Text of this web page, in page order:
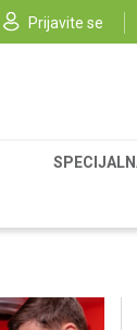
Prijavite se